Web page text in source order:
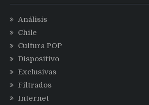
Análisis
Chile
Cultura POP
Dispositivo
Exclusivas
Filtrados
Internet